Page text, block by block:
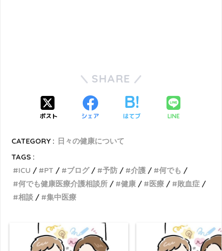
SHARE
ポスト シェア はてブ LINE
CATEGORY : 日々の健康について
TAGS :
ICU
PT ブログ 予防 介護
何でも
何でも健康医療介護相談所
健康 医療
敗血症
相談
集中医療